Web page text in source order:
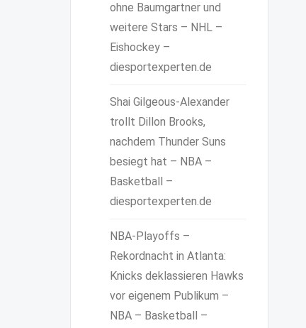
ohne Baumgartner und
weitere Stars – NHL –
Eishockey –
diesportexperten.de
Shai Gilgeous-Alexander
trollt Dillon Brooks,
nachdem Thunder Suns
besiegt hat – NBA –
Basketball –
diesportexperten.de
NBA-Playoffs –
Rekordnacht in Atlanta:
Knicks deklassieren Hawks
vor eigenem Publikum –
NBA – Basketball –